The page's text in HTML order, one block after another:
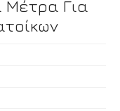
Για